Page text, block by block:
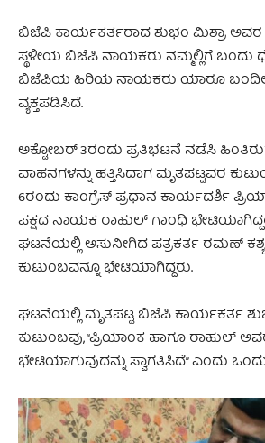
ಬಿಜೆಪಿ ಕಾರ್ಯಕರ್ತರಾದ ಶುಭಂ ಮಿಶ್ರಾ ಅವರ
ಸ್ಥಳೀಯ ಬಿಜೆಪಿ ನಾಯಕರು ನಮ್ಮಲ್ಲಿಗೆ ಬಂದು
ಬಿಜೆಪಿಯ ಹಿರಿಯ ನಾಯಕರು ಯಾರೂ
ವ್ಯಕ್ತಪಡಿಸಿದೆ.
ಅಕ್ಟೋಬರ್‌ 3ರಂದು ಪ್ರತಿಭಟನೆ ನಡೆಸಿ
ವಾಹನಗಳನ್ನು ಹತ್ತಿಸಿದಾಗ ಮೃತಪಟ್ಟವರ
6ರಂದು ಕಾಂಗ್ರೆಸ್‌ ಪ್ರಧಾನ ಕಾರ್ಯದರ್ಶಿ
ಪಕ್ಷದ ನಾಯಕ ರಾಹುಲ್‌ ಗಾಂಧಿ
ಘಟನೆಯಲ್ಲಿ ಅಸುನೀಗಿದ ಪತ್ರಕರ್ತ ರಮಣ್‌
ಕುಟುಂಬವನ್ನೂ ಭೇಟಿಯಾಗಿದ್ದರು.
ಘಟನೆಯಲ್ಲಿ ಮೃತಪಟ್ಟ ಬಿಜೆಪಿ ಕಾರ್ಯಕರ್ತ
ಕುಟುಂಬವು, “ಪ್ರಿಯಾಂಕ ಹಾಗೂ ರಾಹುಲ್‌
ಭೇಟಿಯಾಗುವುದನ್ನು ಸ್ವಾಗತಿಸಿದೆ” ಎಂದು